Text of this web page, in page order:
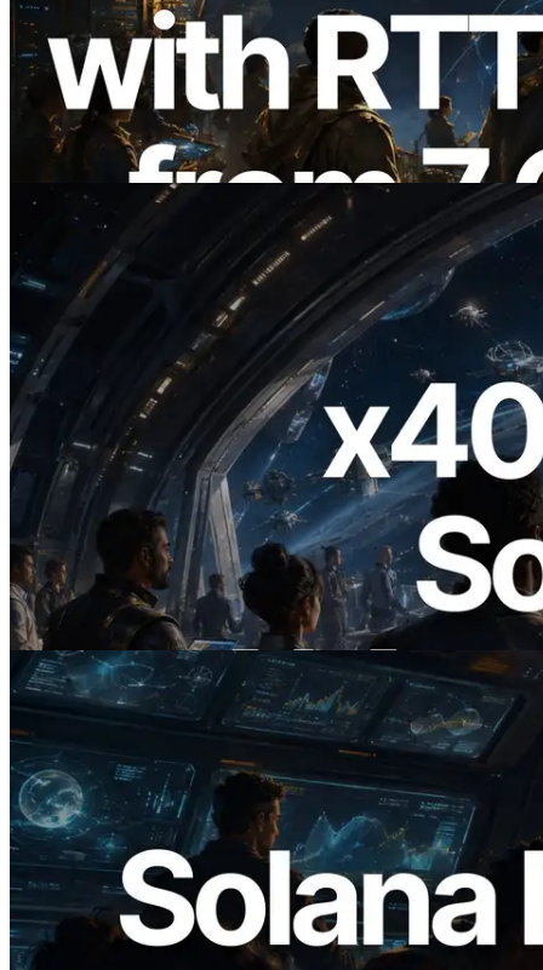
ERPC mở rộng Solana Leader Slot API
với phép đo ping từ 7 khu vực toàn cầu —
Validators Information API cũng chính
thức ra mắt
Đọc bài viết này
2026.07.04
ERPC ra mắt Solana RPC hỗ trợ x402 —
Mở ra thời đại AI Agent trả tiền theo nhu
cầu cho API cần dùng
Đọc bài viết này
2026.05.24